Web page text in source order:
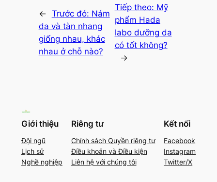
← Trước đó: Nám
da và tàn nhang
giống nhau, khác
nhau ở chỗ nào?
Tiếp theo: Mỹ
phẩm Hada
labo dưỡng da
có tốt không?
→
Giới thiệu
Đội ngũ
Lịch sử
Nghề nghiệp
Riêng tư
Chính sách Quyền riêng tư
Điều khoản và Điều kiện
Liên hệ với chúng tôi
Kết nối
Facebook
Instagram
Twitter/X